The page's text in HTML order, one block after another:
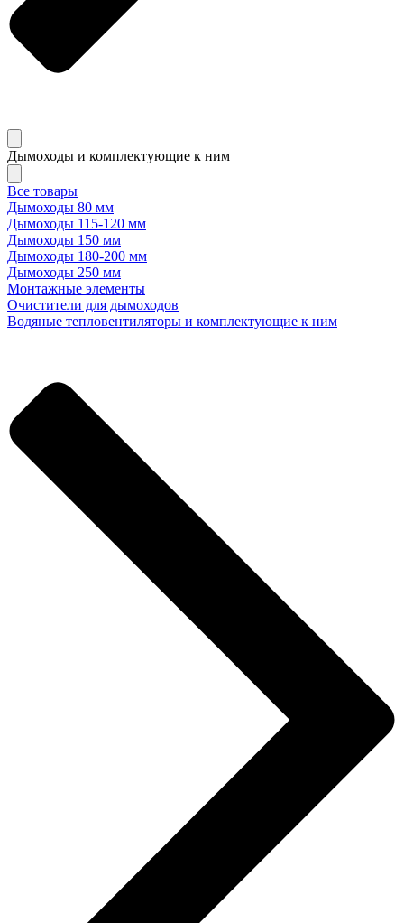
Дымоходы и комплектующие к ним
Все товары
Дымоходы 80 мм
Дымоходы 115-120 мм
Дымоходы 150 мм
Дымоходы 180-200 мм
Дымоходы 250 мм
Монтажные элементы
Очистители для дымоходов
Водяные тепловентиляторы и комплектующие к ним